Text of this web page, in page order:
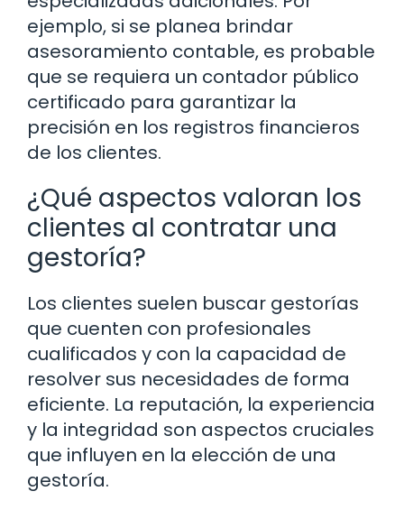
ejemplo, si se planea brindar
asesoramiento contable, es probable
que se requiera un contador público
certificado para garantizar la
precisión en los registros financieros
de los clientes.
¿Qué aspectos valoran los
clientes al contratar una
gestoría?
Los clientes suelen buscar gestorías
que cuenten con profesionales
cualificados y con la capacidad de
resolver sus necesidades de forma
eficiente. La reputación, la experiencia
y la integridad son aspectos cruciales
que influyen en la elección de una
gestoría.